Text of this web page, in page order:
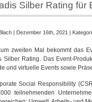
Silber Rating für
| Dezember 16th, 2021 |
zweiten Mal bekommt das
Silber Rating. Das Event-
und virtuelle Events sowie
Social Responsibility
teilnehmenden